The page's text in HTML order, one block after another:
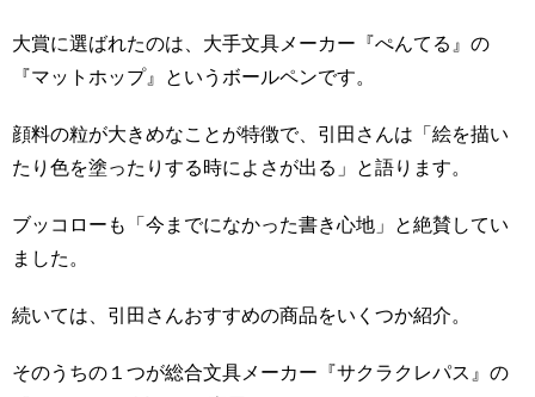
大賞に選ばれたのは、大手文具メーカー『ぺんてる』の
『マットホップ』というボールペンです。
顔料の粒が大きめなことが特徴で、引田さんは「絵を描い
たり色を塗ったりする時によさが出る」と語ります。
ブッコローも「今までになかった書き心地」と絶賛してい
ました。
続いては、引田さんおすすめの商品をいくつか紹介。
そのうちの１つが総合文具メーカー『サクラクレパス』の